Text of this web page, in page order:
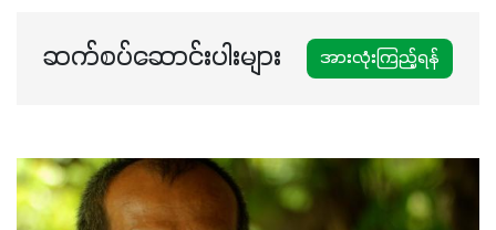
ဆက်စပ်ဆောင်းပါးများ အားလုံးကြည့်ရန်